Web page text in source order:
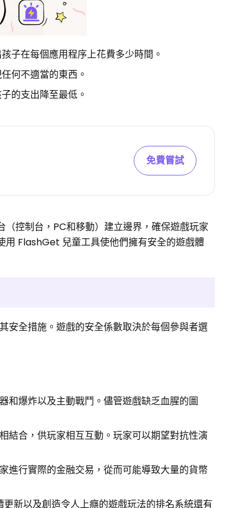
子在每個應用程序上花費多少時間。
何不適當的東西。
的支出降至最低。
免費嘗試
控制台，PC和移動）建立邊界，確保遊戲玩家
用 FlashGet 兒童工具使他們擁有安全的遊戲體
安全措施。遊戲的安全係數取決於每個參與者選
和爆炸以及主動戰鬥。儘管遊戲缺乏血腥的圖
結合，供玩家相互互動。玩家可以期望對抗性演
進行實際的金融交易，從而可能導致大量的貨幣
新以及創造令人上癮的遊戲玩法的排名系統還有